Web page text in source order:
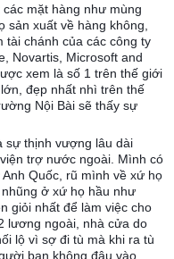
mặt hàng như mùng
sản xuất về hàng không,
tài chánh của các công ty
Novartis, Microsoft and
xem là số 1 trên thế giới
đẹp nhất nhì trên thế
Nội Bài sẽ thấy sự
sự thịnh vượng lâu dài
trợ nước ngoài. Mình có
Quốc, rũ mình về xứ họ
ở xứ họ hầu như
giỏi nhất để làm việc cho
lương ngoài, nhà cửa do
lộ vì sợ đi tù mà khi ra tù
bạn không đậu vào